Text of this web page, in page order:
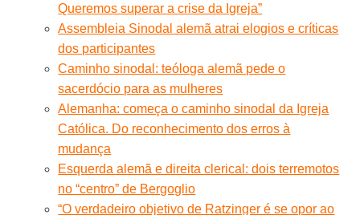
Queremos superar a crise da Igreja”
Assembleia Sinodal alemã atrai elogios e críticas
dos participantes
Caminho sinodal: teóloga alemã pede o
sacerdócio para as mulheres
Alemanha: começa o caminho sinodal da Igreja
Católica. Do reconhecimento dos erros à
mudança
Esquerda alemã e direita clerical: dois terremotos
no “centro” de Bergoglio
“O verdadeiro objetivo de Ratzinger é se opor ao